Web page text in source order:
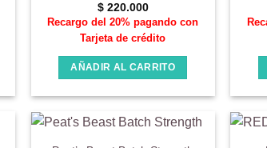
$220.000
Recargo del 20% pagando con
Tarjeta de crédito
AÑADIR AL CARRITO